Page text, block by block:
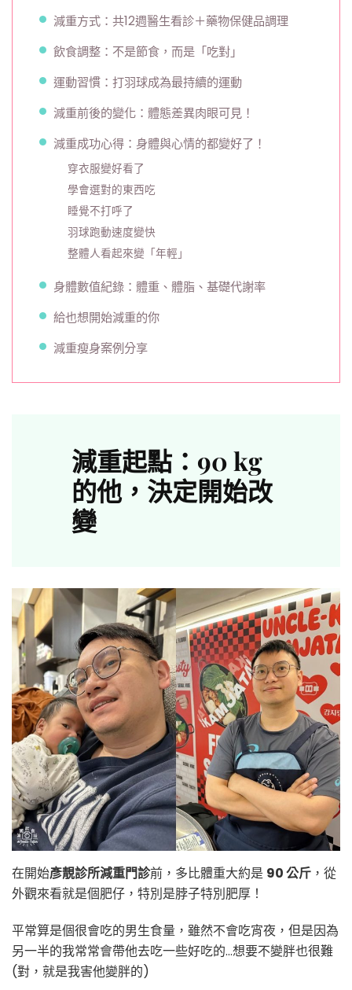
減重方式：共12週醫生看診＋藥物保健品調理
飲食調整：不是節食，而是「吃對」
運動習慣：打羽球成為最持續的運動
減重前後的變化：體態差異肉眼可見！
減重成功心得：身體與心情的都變好了！
穿衣服變好看了
學會選對的東西吃
睡覺不打呼了
羽球跑動速度變快
整體人看起來變「年輕」
身體數值紀錄：體重、體脂、基礎代謝率
給也想開始減重的你
減重瘦身案例分享
減重起點：90 kg
的他，決定開始改
變
在開始彥靚診所減重門診前，多比體重大約是 90 公斤 ，從
外觀來看就是個肥仔，特別是脖子特別肥厚！
平常算是個很會吃的男生食量，雖然不會吃宵夜，但是因為
另一半的我常常會帶他去吃一些好吃的…想要不變胖也很難
(對，就是我害他變胖的)